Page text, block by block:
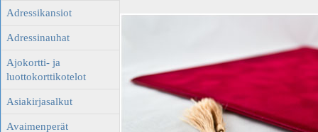
Adressikansiot
Adressinauhat
Ajokortti- ja
luottokorttikotelot
Asiakirjasalkut
Avaimenperät